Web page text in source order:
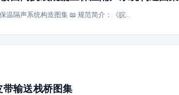
隔声系统构造图集 📖 规范简介：《皖…
带输送栈桥图集